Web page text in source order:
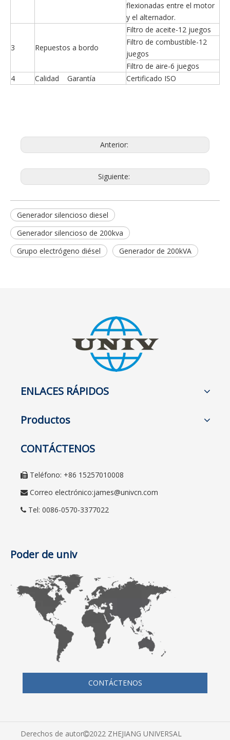
flexionadas entre el motor
y el alternador.
3 Repuestos a bordo
Filtro de aceite-12 juegos
Filtro de combustible-12
juegos
Filtro de aire-6 juegos
4
Calidad Garantía Certificado ISO
Anterior:
Siguiente:
Generador silencioso diesel
Generador silencioso de 200kva
Grupo electrógeno diésel
Generador de 200kVA
ENLACES RÁPIDOS
Productos
CONTÁCTENOS
 Teléfono: +86 15257010008
 Correo electrónico:james@univcn.com
 Tel: 0086-0570-3377022
Poder de univ
CONTÁCTENOS
Derechos de autor2022 ZHEJIANG UNIVERSAL